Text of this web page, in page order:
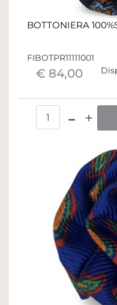
BOTTONIERA
FIBOTPR11111001
€ 84,00